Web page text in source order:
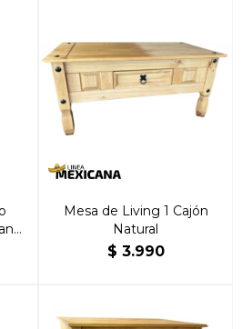
Mesa de Living 1 Cajón
Natural
$ 3.990